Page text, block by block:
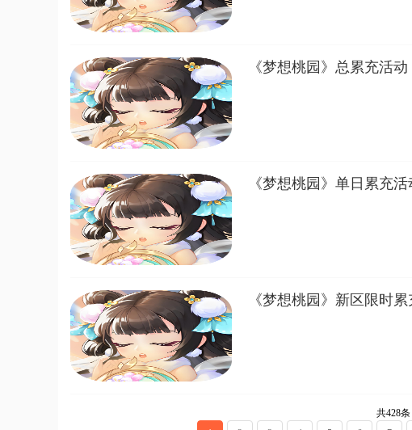
《梦想桃园》总累充活动
《梦想桃园》单日累充活
《梦想桃园》新区限时累
共428条